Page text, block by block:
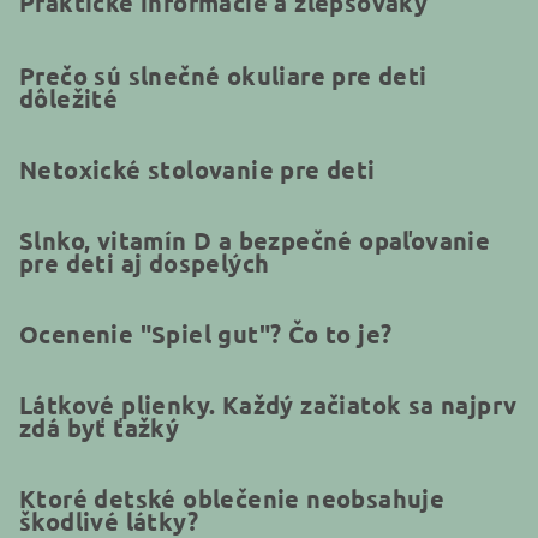
Prečo sú slnečné okuliare pre deti
dôležité
Netoxické stolovanie pre deti
Slnko, vitamín D a bezpečné opaľovanie
pre deti aj dospelých
Ocenenie "Spiel gut"? Čo to je?
Látkové plienky. Každý začiatok sa najprv
zdá byť ťažký
Ktoré detské oblečenie neobsahuje
škodlivé látky?